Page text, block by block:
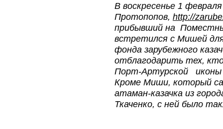
В воскресенье 1
Протопопов, http://
прибывший на
встретился с Мишей
фонда зарубежного
отблагодарить тех,
Порт-Артурской иконы
Кроме Миши, который
атаман-казачка из
Ткаченко, с ней было